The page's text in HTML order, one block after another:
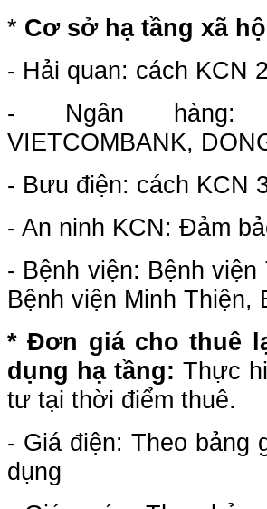
* Cơ sở hạ tầng xã
- Hải quan: cách KCN
- Ngân hàng:
VIETCOMBANK,
- Bưu điện: cách KCN
- An ninh KCN: Đảm
- Bệnh viện: Bệnh
Bệnh viện Minh
* Đơn giá cho thuê
dụng hạ tầng:Thực
tư tại thời điểm thuê.
- Giá điện: Theo
dụng